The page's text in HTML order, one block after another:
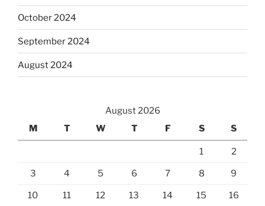
October 2024
September 2024
August 2024
August 2026
M
T W T F S S
1 2
3 4 5 6 7 8 9
10 11 12 13 14 15 16